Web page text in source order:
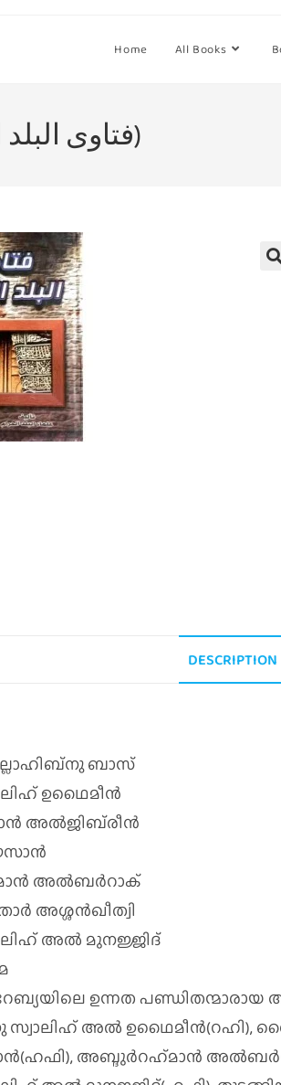
Home All Books
ഫതാവല്‍ ബലദില്‍ ഹറാം (فتاوى البلد الحرام)
DESCRIPTION
ബാസ്‌
ഉഥൈമീന്‍
അല്‍ജിബ്‌രീന്‍
അല്‍ബര്‍റാക്‌
അശ്ശന്‍ഖീത്വി
അല്‍ മുനജ്ജിദ്‌
ഉന്നത
അല്‍ ഉഥൈമീന്‍(റഹി),
അബ്ദുര്‍റഹ്‌മാന്‍